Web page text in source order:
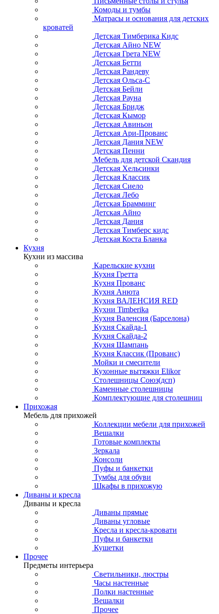
Комоды и тумбы
Матрасы и основания для детских
кроватей
Детская Тимберика Кидс
Детская Айно NEW
Детская Грета NEW
Детская Бетти
Детская Рандеву
Детская Ольса-С
Детская Бейли
Детская Рауна
Детская Бридж
Детская Кымор
Детская Авиньон
Детская Ари-Прованс
Детская Дания NEW
Детская Пенни
Мебель для детской Скандия
Детская Хельсинки
Детская Классик
Детская Сиело
Детская Лебо
Детская Брамминг
Детская Айно
Детская Дания
Детская Тимберс кидс
Детская Коста Бланка
Кухня
Кухни из массива
Карельские кухни
Кухня Гретта
Кухня Прованс
Кухня Анюта
Кухня ВАЛЕНСИЯ RED
Кухни Timberika
Кухня Валенсия (Барселона)
Кухня Скайда-1
Кухня Скайда-2
Кухня Шампань
Кухня Классик (Прованс)
Мойки и смесители
Кухонные вытяжки Elikor
Столешницы Союз(дсп)
Каменные столешницы
Комплектующие для столешниц
Прихожая
Мебель для прихожей
Коллекции мебели для прихожей
Вешалки
Готовые комплекты
Зеркала
Консоли
Пуфы и банкетки
Тумбы для обуви
Шкафы в прихожую
Диваны и кресла
Диваны и кресла
Диваны прямые
Диваны угловые
Кресла и кресла-кровати
Пуфы и банкетки
Кушетки
Прочее
Предметы интерьера
Светильники, люстры
Часы настенные
Полки настенные
Вешалки
Прочее